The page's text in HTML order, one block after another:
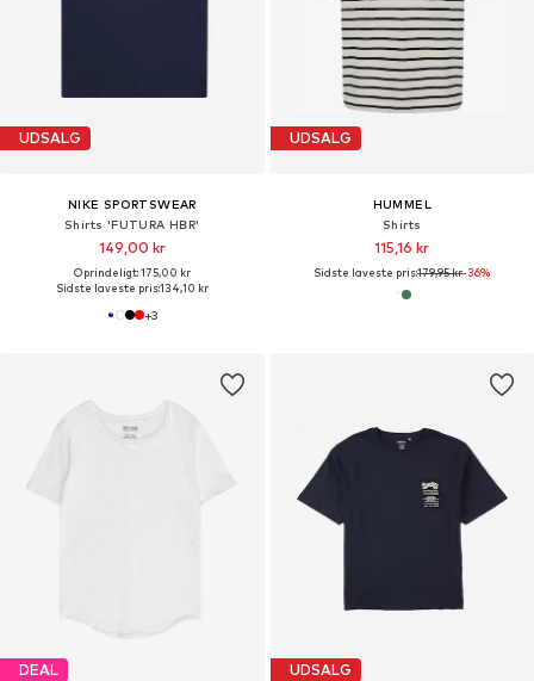
UDSALG
NIKE SPORTSWEAR
Shirts 'FUTURA HBR'
149,00 kr
Oprindeligt: 175,00 kr
Sidste laveste pris:134,10 kr
+3
UDSALG
HUMMEL
Shirts
115,16 kr
Sidste laveste pris:179,95 kr-36%
DEAL UDSALG